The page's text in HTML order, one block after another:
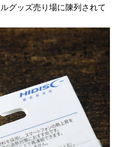
グッズ売り場に陳列されて